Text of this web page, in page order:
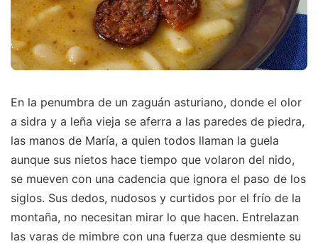
En la penumbra de un zaguán asturiano, donde el olor
a sidra y a leña vieja se aferra a las paredes de piedra,
las manos de María, a quien todos llaman la guela
aunque sus nietos hace tiempo que volaron del nido,
se mueven con una cadencia que ignora el paso de los
siglos. Sus dedos, nudosos y curtidos por el frío de la
montaña, no necesitan mirar lo que hacen. Entrelazan
las varas de mimbre con una fuerza que desmiente su